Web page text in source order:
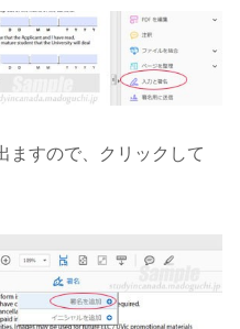
ますので、クリックして